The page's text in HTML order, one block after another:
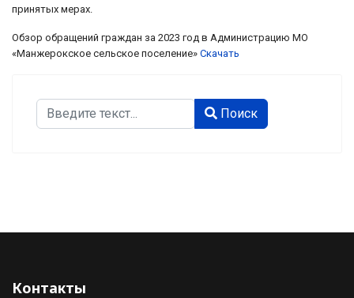
принятых мерах.
Обзор обращений граждан за 2023 год в Администрацию МО
«Манжерокское сельское поселение» Скачать
Поиск
Поиск
Контакты